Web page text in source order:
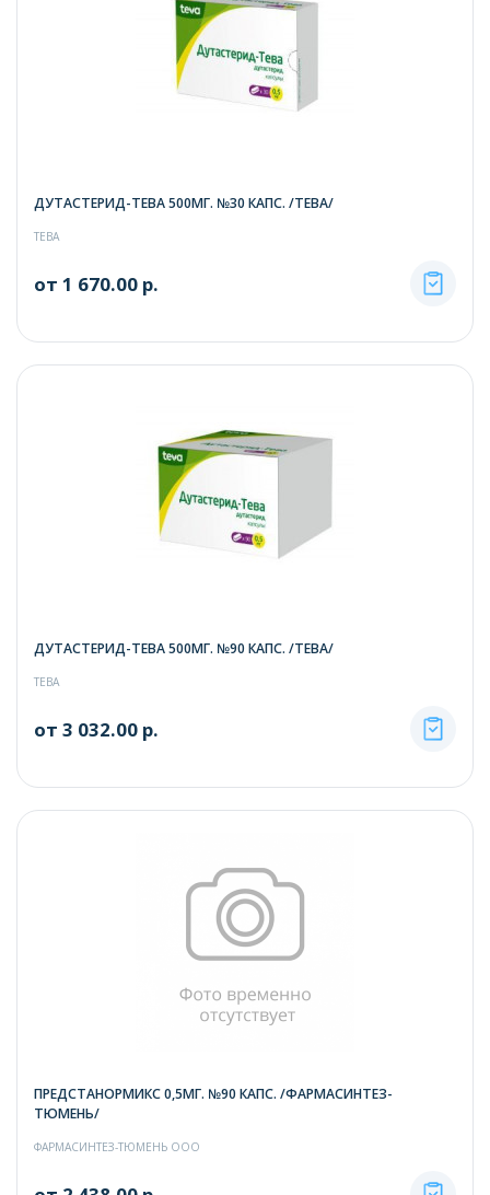
ДУТАСТЕРИД-ТЕВА 500МГ. №30 КАПС. /ТЕВА/
ТЕВА
от 1 670.00 р.
ДУТАСТЕРИД-ТЕВА 500МГ. №90 КАПС. /ТЕВА/
ТЕВА
от 3 032.00 р.
ПРЕДСТАНОРМИКС 0,5МГ. №90 КАПС. /ФАРМАСИНТЕЗ-
ТЮМЕНЬ/
ФАРМАСИНТЕЗ-ТЮМЕНЬ ООО